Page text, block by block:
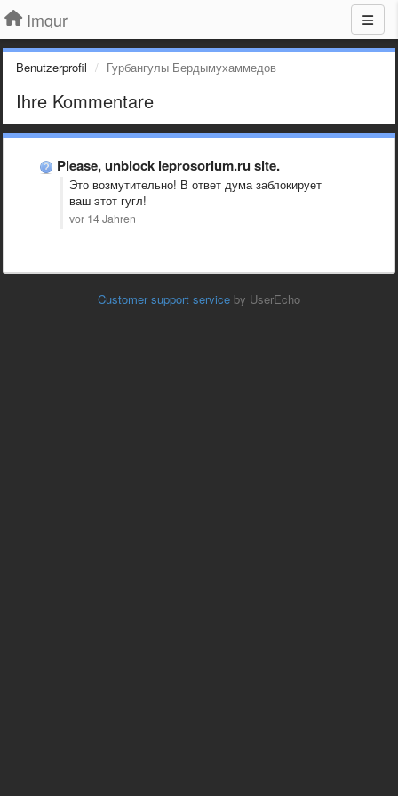
Imgur
Benutzerprofil Гурбангулы Бердымухаммедов
Ihre Kommentare
Please, unblock leprosorium.ru site.
Это возмутительно! В ответ дума заблокирует
ваш этот гугл!
vor 14 Jahren
Customer support service by UserEcho